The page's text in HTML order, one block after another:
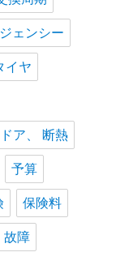
ェンシー
イヤ
ア、 断熱
予算
保険料
故障